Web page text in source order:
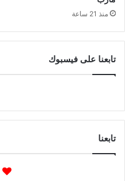
منذ 21 ساعة
تابعنا على فيسبوك
تابعنا